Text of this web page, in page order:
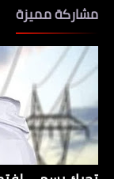
مشاركة مميزة